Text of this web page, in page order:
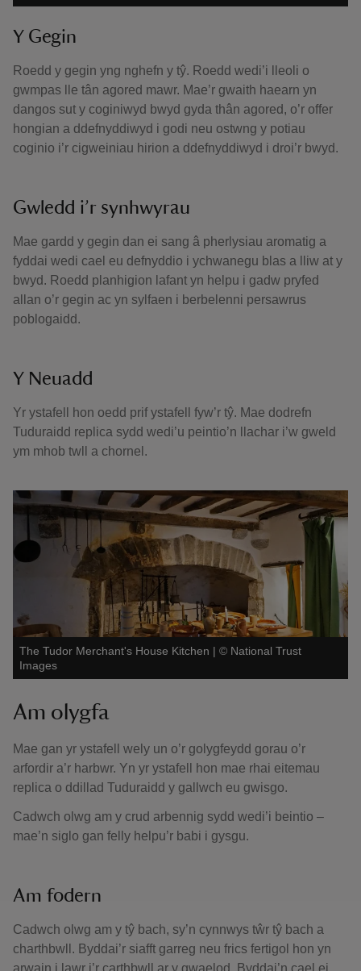
Y Gegin
Roedd y gegin yng nghefn y tŷ. Roedd wedi’i lleoli o
gwmpas lle tân agored mawr. Mae’r gwaith haearn yn
dangos sut y coginiwyd bwyd gyda thân agored, o’r offer
hongian a ddefnyddiwyd i godi neu ostwng y potiau
coginio i’r cigweiniau hirion a ddefnyddiwyd i droi’r bwyd.
Gwledd i’r synhwyrau
Mae gardd y gegin dan ei sang â pherlysiau aromatig a
fyddai wedi cael eu defnyddio i ychwanegu blas a lliw at y
bwyd. Roedd planhigion lafant yn helpu i gadw pryfed
allan o’r gegin ac yn sylfaen i berbelenni persawrus
poblogaidd.
Y Neuadd
Yr ystafell hon oedd prif ystafell fyw’r tŷ. Mae dodrefn
Tuduraidd replica sydd wedi’u peintio’n llachar i’w gweld
ym mhob twll a chornel.
The Tudor Merchant's House Kitchen | © National Trust
Images
Am olygfa
Mae gan yr ystafell wely un o’r golygfeydd gorau o’r
arfordir a’r harbwr. Yn yr ystafell hon mae rhai eitemau
replica o ddillad Tuduraidd y gallwch eu gwisgo.
Cadwch olwg am y crud arbennig sydd wedi’i beintio –
mae’n siglo gan felly helpu’r babi i gysgu.
Am fodern
Cadwch olwg am y tŷ bach, sy’n cynnwys tŵr tŷ bach a
charthbwll. Byddai’r siafft garreg neu frics fertigol hon yn
arwain i lawr i’r carthbwll ar y gwaelod. Byddai’n cael ei